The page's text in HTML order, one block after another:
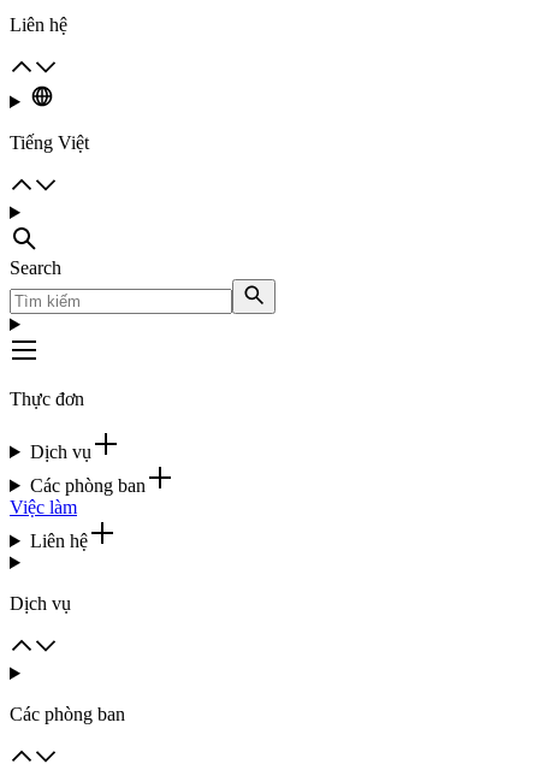
Liên hệ
Tiếng Việt
Search
Thực đơn
Dịch vụ
Các phòng ban
Việc làm
Liên hệ
Dịch vụ
Các phòng ban